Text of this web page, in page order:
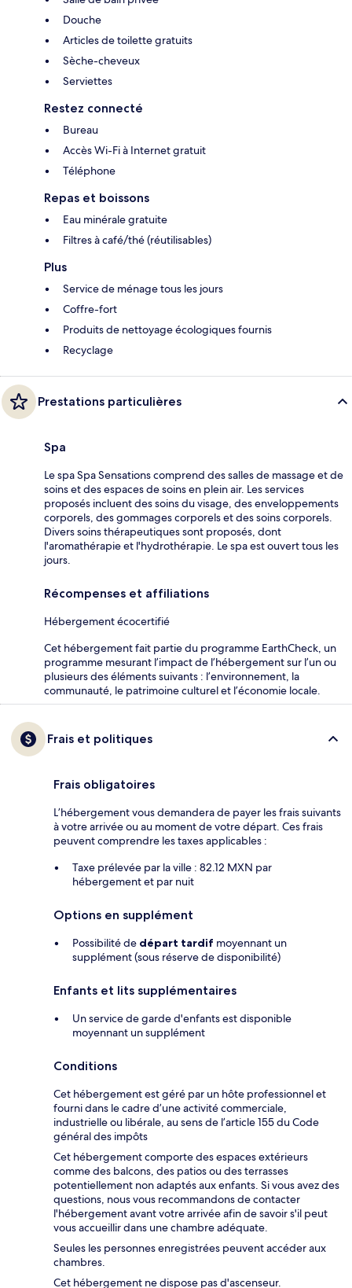
Douche
Articles de toilette gratuits
Sèche-cheveux
Serviettes
Restez connecté
Bureau
Accès Wi-Fi à Internet gratuit
Téléphone
Repas et boissons
Eau minérale gratuite
Filtres à café/thé (réutilisables)
Plus
Service de ménage tous les jours
Coffre-fort
Produits de nettoyage écologiques fournis
Recyclage
Prestations particulières
Spa
Le spa Spa Sensations comprend des salles de massage et de
soins et des espaces de soins en plein air. Les services
proposés incluent des soins du visage, des enveloppements
corporels, des gommages corporels et des soins corporels.
Divers soins thérapeutiques sont proposés, dont
l'aromathérapie et l'hydrothérapie. Le spa est ouvert tous les
jours.
Récompenses et affiliations
Hébergement écocertifié
Cet hébergement fait partie du programme EarthCheck, un
programme mesurant l’impact de l’hébergement sur l’un ou
plusieurs des éléments suivants : l’environnement, la
communauté, le patrimoine culturel et l’économie locale.
Frais et politiques
Frais obligatoires
L’hébergement vous demandera de payer les frais suivants
à votre arrivée ou au moment de votre départ. Ces frais
peuvent comprendre les taxes applicables :
Taxe prélevée par la ville : 82.12 MXN par
hébergement et par nuit
Options en supplément
Possibilité de départ tardif moyennant un
supplément (sous réserve de disponibilité)
Enfants et lits supplémentaires
Un service de garde d'enfants est disponible
moyennant un supplément
Conditions
Cet hébergement est géré par un hôte professionnel et
fourni dans le cadre d’une activité commerciale,
industrielle ou libérale, au sens de l’article 155 du Code
général des impôts
Cet hébergement comporte des espaces extérieurs
comme des balcons, des patios ou des terrasses
potentiellement non adaptés aux enfants. Si vous avez des
questions, nous vous recommandons de contacter
l'hébergement avant votre arrivée afin de savoir s'il peut
vous accueillir dans une chambre adéquate.
Seules les personnes enregistrées peuvent accéder aux
chambres.
Cet hébergement ne dispose pas d'ascenseur.